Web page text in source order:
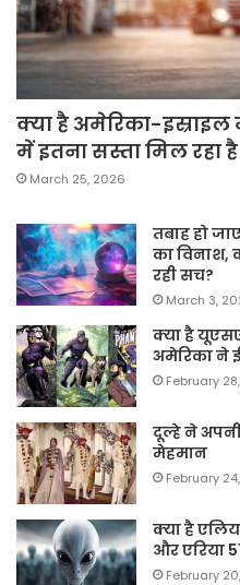
क्या है अमेरिका-इस्राइल
में इतना सस्ता मिल रहा
March 25, 2026
तबाह हो
का विनाश,
रही सच?
March 3,
क्या है
अमेरिका ने
February
दूल्हे ने
मेहमान
February
क्या है
और एरिया
February